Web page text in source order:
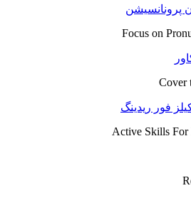
پرونانسیشن
Focus on
Cover
فور ریدینگ
Active Skills For